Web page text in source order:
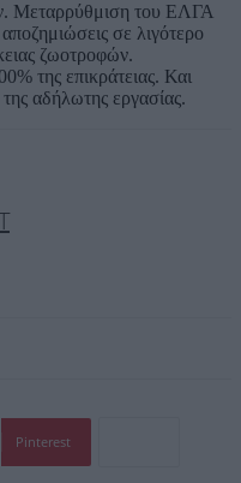
Μεταρρύθμιση του ΕΛΓΑ
σε λιγότερο
ζωοτροφών.
της επικράτειας. Και
αδήλωτης εργασίας.
Pinterest